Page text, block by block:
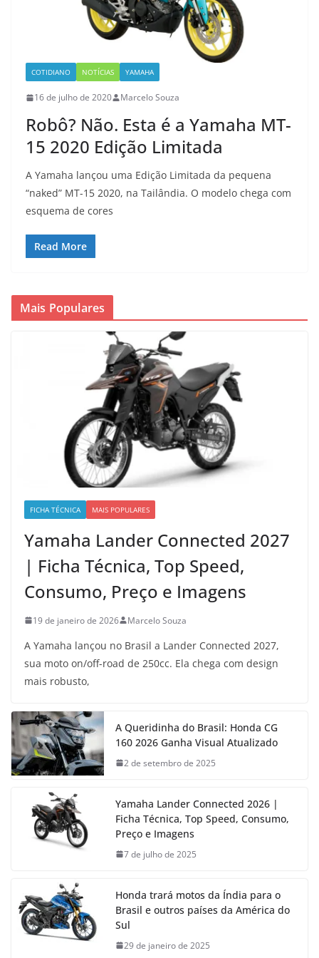
COTIDIANO NOTÍCIAS YAMAHA
16 de julho de 2020 Marcelo Souza
Robô? Não. Esta é a Yamaha MT-
15 2020 Edição Limitada
A Yamaha lançou uma Edição Limitada da pequena
“naked” MT-15 2020, na Tailândia. O modelo chega com
esquema de cores
Read More
Mais Populares
FICHA TÉCNICA MAIS POPULARES
Yamaha Lander Connected 2027
| Ficha Técnica, Top Speed,
Consumo, Preço e Imagens
19 de janeiro de 2026 Marcelo Souza
A Yamaha lançou no Brasil a Lander Connected 2027,
sua moto on/off-road de 250cc. Ela chega com design
mais robusto,
A Queridinha do Brasil: Honda CG
160 2026 Ganha Visual Atualizado
2 de setembro de 2025
Yamaha Lander Connected 2026 |
Ficha Técnica, Top Speed, Consumo,
Preço e Imagens
7 de julho de 2025
Honda trará motos da Índia para o
Brasil e outros países da América do
Sul
29 de janeiro de 2025